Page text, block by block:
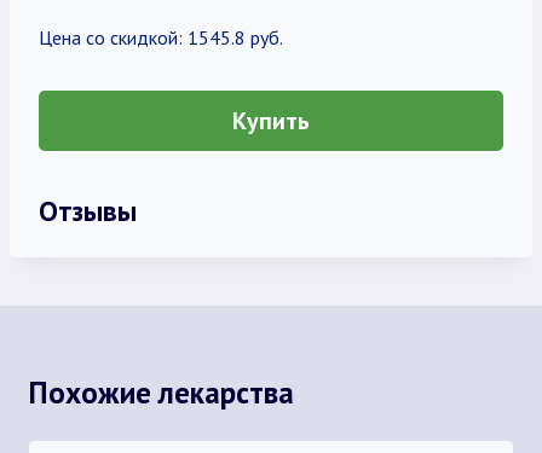
Цена со скидкой: 1545.8 руб.
Купить
Отзывы
Похожие лекарства